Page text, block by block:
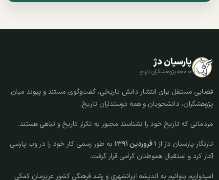
پارسیان دژ
جامعه پژوهشگران تاریخ
فضایی مستقل برای انتشار دانش تاریخی، گفت‌وگوی مستند و پیوند میان
پژوهشگران، دانشجویان و همه دوستداران تاریخ.
مردمانی که تاریخ خود را نشناسند مجبور به تکرار تاریخ و تباهی هستند.
تارنگار پارسیان دژ از ۱ فروردین ۱۳۹۱
به طور رسمی کار خود را در وب پارسی
آغاز کرد و استقبال هموطنان گرامی قرار گرفت.
امیدواریم بتوانیم به اندیشه ایرانشهری و رشد فرهنگی کشور عزیزمان کمکی